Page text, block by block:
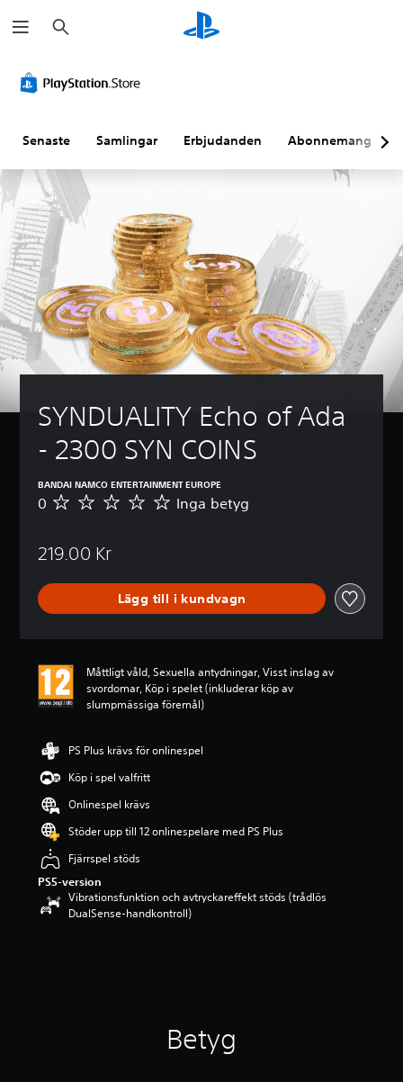
ö
k
Senaste Samlingar Erbjudanden Abonnemang
SYNDUALITY Echo of Ada
- 2300 SYN COINS
BANDAI NAMCO ENTERTAINMENT EUROPE
I
a
e
t
0 Inga betyg
219.00 Kr
Lägg till i kundvagn
Måttligt våld, Sexuella antydningar, Visst inslag av
svordomar, Köp i spelet (inkluderar köp av
slumpmässiga föremål)
PS Plus krävs för onlinespel
Köp i spel valfritt
Onlinespel krävs
Stöder upp till 12 onlinespelare med PS Plus
Fjärrspel stöds
PS5-version
Vibrationsfunktion och avtryckareffekt stöds (trådlös
DualSense-handkontroll)
Betyg